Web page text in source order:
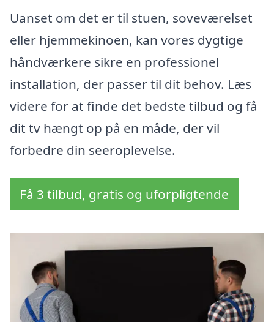
Uanset om det er til stuen, soveværelset
eller hjemmekinoen, kan vores dygtige
håndværkere sikre en professionel
installation, der passer til dit behov. Læs
videre for at finde det bedste tilbud og få
dit tv hængt op på en måde, der vil
forbedre din seeroplevelse.
Få 3 tilbud, gratis og uforpligtende